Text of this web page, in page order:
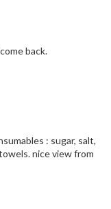
back.
: sugar, salt,
nice view from